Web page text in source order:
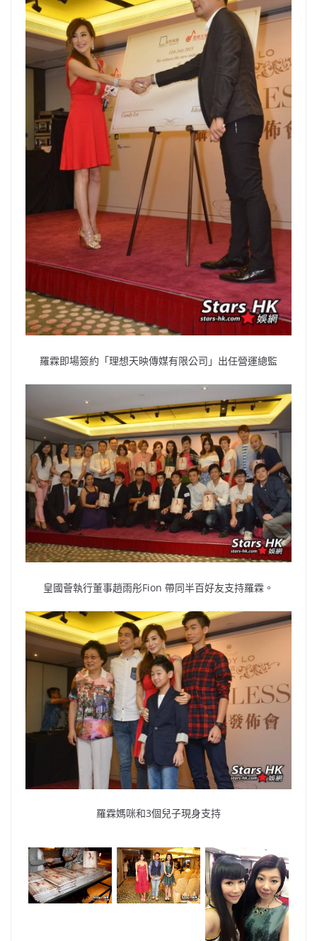
羅霖即場簽約「理想天映傳媒有限公司」出任營運總監
皇國薈執行董事趙雨彤Fion 帶同半百好友支持羅霖。
羅霖媽咪和3個兒子現身支持